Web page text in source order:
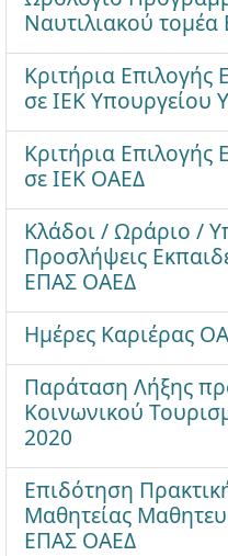
Ναυτιλιακού
Κριτήρια Επιλογής
σε ΙΕΚ Υπουργείου
Κριτήρια Επιλογής
σε ΙΕΚ ΟΑΕΔ
Κλάδοι / Ωράριο /
Προσλήψεις
ΕΠΑΣ ΟΑΕΔ
Ημέρες Καριέρας
Παράταση Λήξης
Κοινωνικού
2020
Επιδότηση
Μαθητείας
ΕΠΑΣ ΟΑΕΔ